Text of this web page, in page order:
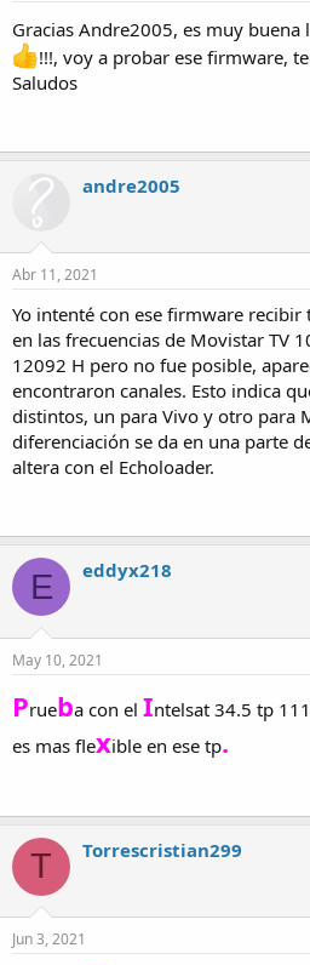
Gracias Andre2005, es muy buena
!!!, voy a probar ese firmware,
Saludos
andre2005
Abr 11, 2021
Yo intenté con ese firmware recibir
en las frecuencias de Movistar TV
12092 H pero no fue posible,
encontraron canales. Esto indica
distintos, un para Vivo y otro para
diferenciación se da en una parte
altera con el Echoloader.
E eddyx218
May 10, 2021
Prueba con el Intelsat 34.5 tp
es mas flexible en ese tp.
T Torrescristian299
Jun 3, 2021